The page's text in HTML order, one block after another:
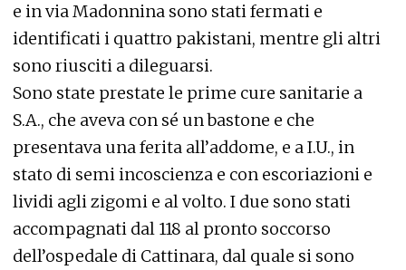
e in via Madonnina sono stati fermati e
identificati i quattro pakistani, mentre gli altri
sono riusciti a dileguarsi.
Sono state prestate le prime cure sanitarie a
S.A., che aveva con sé un bastone e che
presentava una ferita all’addome, e a I.U., in
stato di semi incoscienza e con escoriazioni e
lividi agli zigomi e al volto. I due sono stati
accompagnati dal 118 al pronto soccorso
dell’ospedale di Cattinara, dal quale si sono